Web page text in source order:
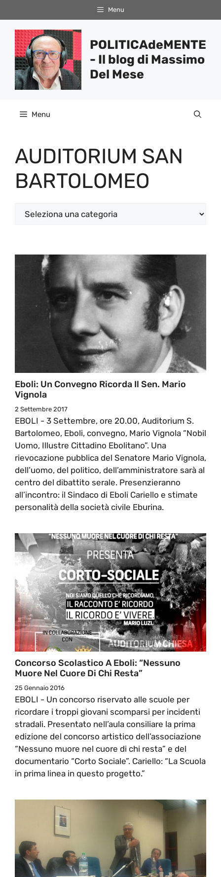
al
contenuto
Menu
POLITICAdeMENTE
- Il blog di Massimo
Del Mese
Menu
AUDITORIUM SAN
BARTOLOMEO
Categorie
Eboli: Un Convegno Ricorda Il Sen. Mario
Vignola
2 Settembre 2017
EBOLI - 3 Settembre, ore 20.00, Auditorium S.
Bartolomeo, Eboli, convegno, Mario Vignola “Nobil
Uomo, Illustre Cittadino Ebolitano”. Una
rievocazione pubblica del Senatore Mario Vignola,
dell’uomo, del politico, dell’amministratore sarà al
centro del dibattito serale. Presenzieranno
all’incontro: il Sindaco di Eboli Cariello e stimate
personalità della società civile Eburina.
Concorso Scolastico A Eboli: “Nessuno
Muore Nel Cuore Di Chi Resta”
25 Gennaio 2016
EBOLI - Un concorso riservato alle scuole per
ricordare i troppi giovani scomparsi per incidenti
stradali. Presentato nell’aula consiliare la prima
edizione del concorso artistico dell’associazione
“Nessuno muore nel cuore di chi resta” e del
documentario “Corto Sociale”. Cariello: “La Scuola
in prima linea in questo progetto.”